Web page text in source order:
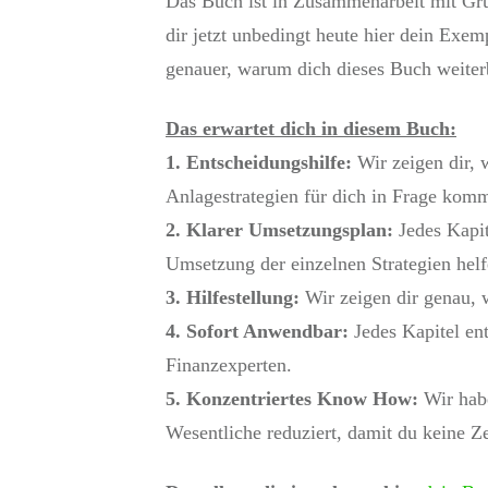
dir jetzt unbedingt heute hier dein
genauer, warum dich dieses Buch
Das erwartet dich in diesem Buch:
1. Entscheidungshilfe: Wir zeigen dir,
Anlagestrategien für dich in Frage
2. Klarer Umsetzungsplan: Jedes
Umsetzung der einzelnen Strategien
3. Hilfestellung: Wir zeigen dir genau,
4. Sofort Anwendbar: Jedes Kapitel
Finanzexperten.
5. Konzentriertes Know How: Wir
Wesentliche reduziert, damit du keine